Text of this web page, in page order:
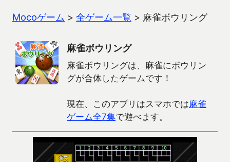
Mocoゲーム > 全ゲーム一覧 > 麻雀ボウリング
麻雀ボウリング
麻雀ボウリングは、麻雀にボウリン
グが合体したゲームです！
現在、このアプリはスマホでは麻雀
ゲーム全7集で遊べます。